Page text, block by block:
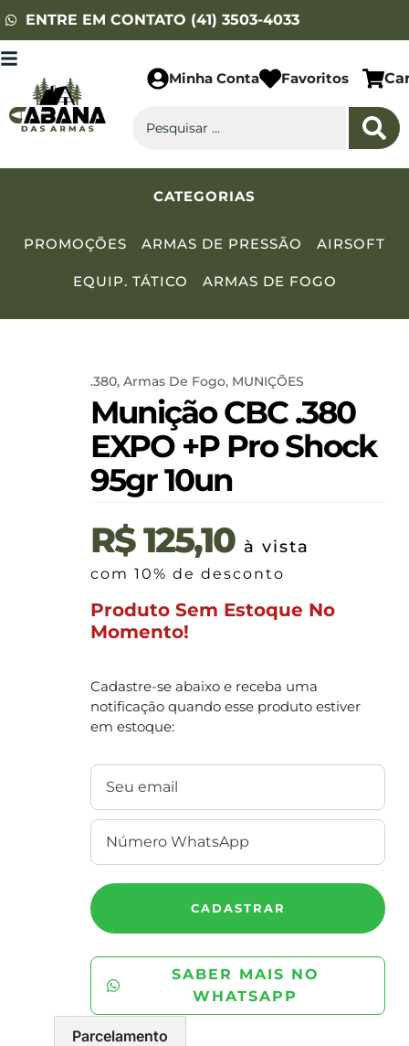
ENTRE EM CONTATO (41) 3503-4033
Minha Conta Favoritos
CATEGORIAS
PROMOÇÕES ARMAS DE PRESSÃO AIRSOFT
EQUIP. TÁTICO ARMAS DE FOGO
.380, Armas De Fogo, MUNIÇÕES
Munição CBC .380
EXPO +P Pro Shock
95gr 10un
R$125,10 à vista
com 10% de desconto
Produto Sem Estoque No
Momento!
Cadastre-se abaixo e receba uma
notificação quando esse produto estiver
em estoque:
CADASTRAR
SABER MAIS NO
WHATSAPP
Parcelamento